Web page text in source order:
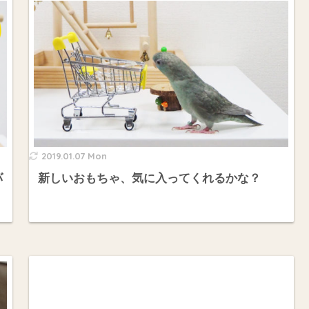
2019.01.07 Mon
新しいおもちゃ、気に入ってくれるかな？